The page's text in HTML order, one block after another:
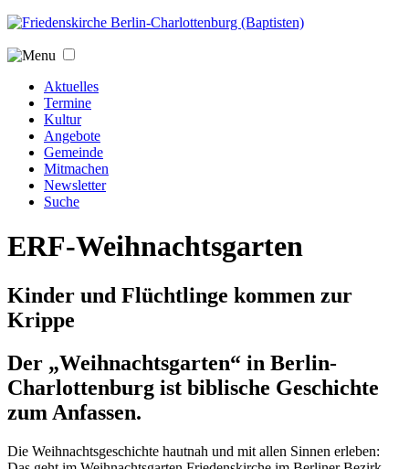
Jump to navigation
Aktuelles
Termine
Kultur
Angebote
Gemeinde
Mitmachen
Newsletter
Suche
ERF-Weihnachtsgarten
Kinder und Flüchtlinge kommen zur
Krippe
Der „Weihnachtsgarten“ in Berlin-
Charlottenburg ist biblische Geschichte
zum Anfassen.
Die Weihnachtsgeschichte hautnah und mit allen Sinnen erleben: